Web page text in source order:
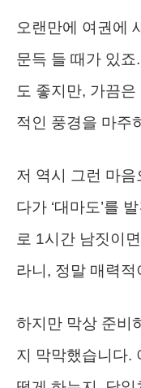
오랜만에 여권에
문득 들 때가 있
도 좋지만, 가끔
적인 풍경을 마주
저 역시 그런 마
다가 ‘대마도’를
로 1시간 남짓이
라니, 정말 매력
하지만 막상 준비
지 막막했습니다.